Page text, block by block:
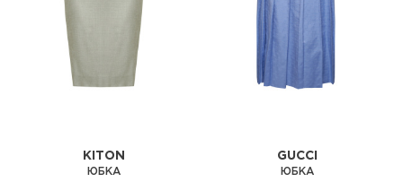
KITON
ЮБКА
GUCCI
ЮБКА